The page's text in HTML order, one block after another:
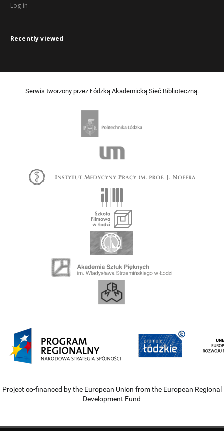
Log in
Recently viewed
Serwis tworzony przez Łódzką Akademicką Sieć Biblioteczną.
Project co-financed by the European Union from the European Regional
Development Fund